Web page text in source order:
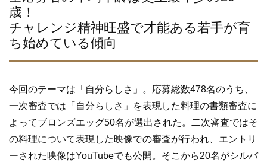
歳！
チャレンジ精神旺盛で才能ある若手が育
ち始めている傾向
今回のテーマは「自分らしさ」。応募総数478名のうち、
一次審査では「自分らしさ」を表現した料理の書類審査に
よってブロンズエッグ50名が選出された。二次審査ではそ
の料理について表現した映像での審査が行われ、エントリ
ーされた映像はYouTubeでも公開。そこから20名がシルバ